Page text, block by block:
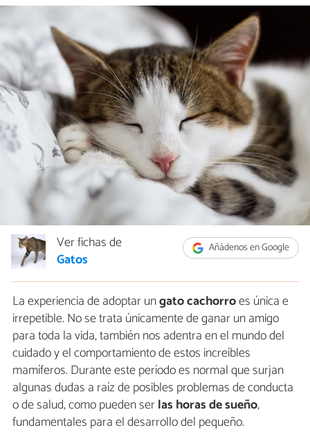
Añádenos en Google
Ver fichas de
Gatos
La experiencia de adoptar ungato cachorroes única e
irrepetible. No se trata únicamente de ganar un amigo
para toda la vida, también nos adentra en el mundo del
cuidado y el comportamiento de estos increíbles
mamíferos. Durante este período es normal que surjan
algunas dudas a raíz de posibles problemas de conducta
o de salud, como pueden serlas horas de sueño,
fundamentales para el desarrollo del pequeño.